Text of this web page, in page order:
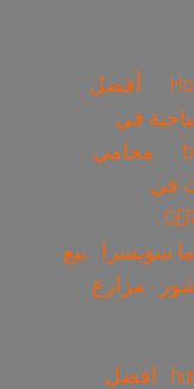
أفضل
في
محامي
في
سويسرا
بيع
مزارع
افضل